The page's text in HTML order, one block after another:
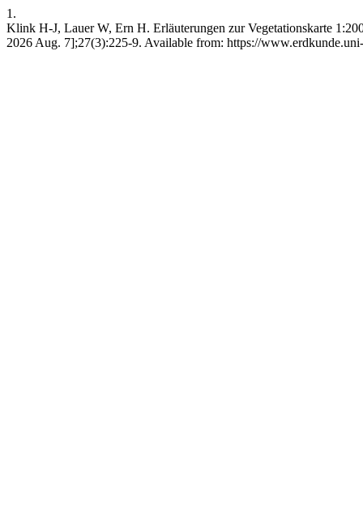
1.
Klink H-J, Lauer W, Ern H. Erläuterungen zur Vegetationskarte
2026 Aug. 7];27(3):225-9. Available from: https://